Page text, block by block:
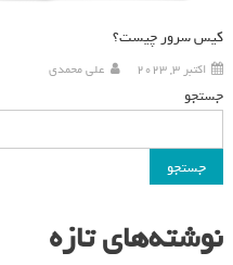
کیس سرور چیست؟
اکتبر 3, 2023 علی محمدی
جستجو
جستجو
نوشته‌های تازه